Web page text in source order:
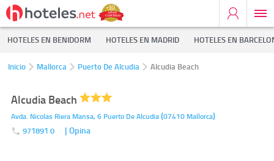
HOTELES EN BENIDORM HOTELES EN MADRID HOTELES EN
Inicio Mallorca Puerto De Alcudia Alcudia Beach
Alcudia Beach
Avda. Nicolas Riera Mansa, 6 Puerto De Alcudia(07410 Mallorca)
971891 0 | Opina